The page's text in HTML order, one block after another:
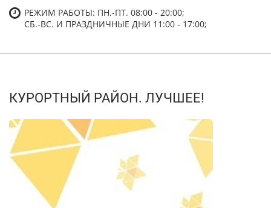
РЕЖИМ РАБОТЫ: ПН.-ПТ. 08:00 - 20:00;
СБ.-ВC. И ПРАЗДНИЧНЫЕ ДНИ 11:00 - 17:00;
КУРОРТНЫЙ РАЙОН. ЛУЧШЕЕ!